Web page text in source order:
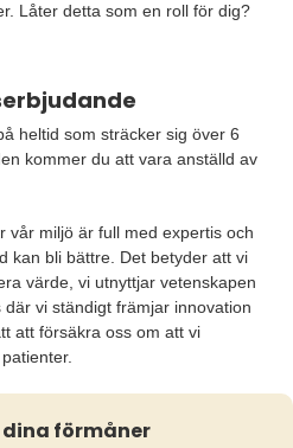
Låter detta som en roll för dig?
heltid som sträcker sig över 6
kommer du att vara anställd av
vår miljö är full med expertis och
kan bli bättre. Det betyder att vi
värde, vi utnyttjar vetenskapen
vi ständigt främjar innovation
att försäkra oss om att vi
förmåner